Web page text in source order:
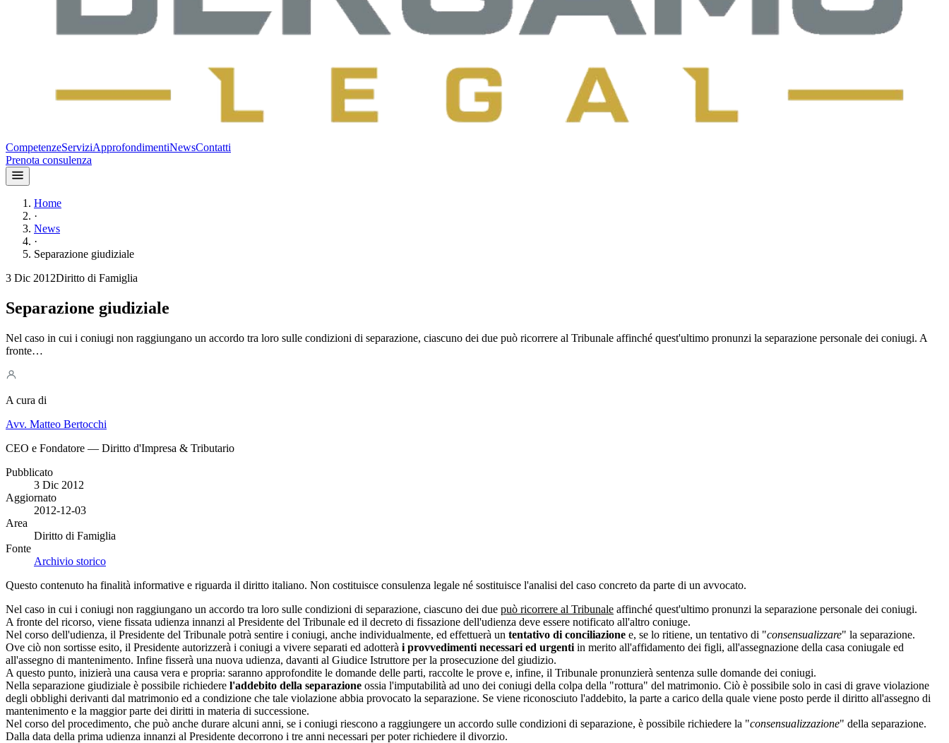
CompetenzeServiziApprofondimentiNewsContatti
Prenota consulenza
Home
·
News
·
Separazione giudiziale
3 Dic 2012Diritto di Famiglia
Separazione giudiziale
Nel caso in cui i coniugi non raggiungano un accordo tra loro sulle condizioni di separazione, ciascuno dei due può ricorrere al Tribunale affinché quest'ultimo pronunzi la separazione personale dei coniugi. A
fronte…
A cura di
Avv. Matteo Bertocchi
CEO e Fondatore — Diritto d'Impresa & Tributario
Pubblicato
3 Dic 2012
Aggiornato
2012-12-03
Area
Diritto di Famiglia
Fonte
Archivio storico
Questo contenuto ha finalità informative e riguarda il diritto italiano. Non costituisce consulenza legale né sostituisce l'analisi del caso concreto da parte di un avvocato.
Nel caso in cui i coniugi non raggiungano un accordo tra loro sulle condizioni di separazione, ciascuno dei due può ricorrere al Tribunale affinché quest'ultimo pronunzi la separazione personale dei coniugi.
A fronte del ricorso, viene fissata udienza innanzi al Presidente del Tribunale ed il decreto di fissazione dell'udienza deve essere notificato all'altro coniuge.
Nel corso dell'udienza, il Presidente del Tribunale potrà sentire i coniugi, anche individualmente, ed effettuerà un tentativo di conciliazione e, se lo ritiene, un tentativo di "consensualizzare" la separazione.
Ove ciò non sortisse esito, il Presidente autorizzerà i coniugi a vivere separati ed adotterà i provvedimenti necessari ed urgenti in merito all'affidamento dei figli, all'assegnazione della casa coniugale ed
all'assegno di mantenimento. Infine fisserà una nuova udienza, davanti al Giudice Istruttore per la prosecuzione del giudizio.
A questo punto, inizierà una causa vera e propria: saranno approfondite le domande delle parti, raccolte le prove e, infine, il Tribunale pronunzierà sentenza sulle domande dei coniugi.
Nella separazione giudiziale è possibile richiedere l'addebito della separazione ossia l'imputabilità ad uno dei coniugi della colpa della "rottura" del matrimonio. Ciò è possibile solo in casi di grave violazione
degli obblighi derivanti dal matrimonio ed a condizione che tale violazione abbia provocato la separazione. Se viene riconosciuto l'addebito, la parte a carico della quale viene posto perde il diritto all'assegno di
mantenimento e la maggior parte dei diritti in materia di successione.
Nel corso del procedimento, che può anche durare alcuni anni, se i coniugi riescono a raggiungere un accordo sulle condizioni di separazione, è possibile richiedere la "consensualizzazione" della separazione.
Dalla data della prima udienza innanzi al Presidente decorrono i tre anni necessari per poter richiedere il divorzio.